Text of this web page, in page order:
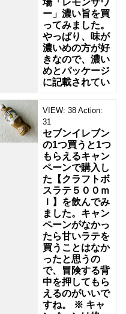
ー」濃い旨を買
ってみました。
やっぱり、味が
濃いめの方が好
きなので、濃い
めとパッケージ
に記載されてい
VIEW: 38 Action:
31
セブンイレブン
の1つ買うと1つ
もらえるキャン
ペーンで購入し
た【クラフトボ
スラテ５００ｍ
ｌ】を飲んでみ
ました。キャン
ペーンがなかっ
たら甘いラテを
買うことはなか
ったと思うの
で、冒険する背
中を押してもら
えるのがいいで
すね。 ※ キャ